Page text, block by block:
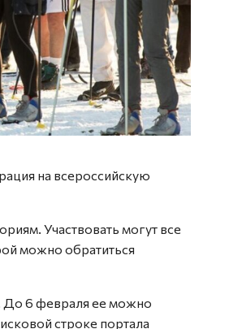
на всероссийскую
Участвовать могут все
можно обратиться
До 6 февраля ее можно
строке портала